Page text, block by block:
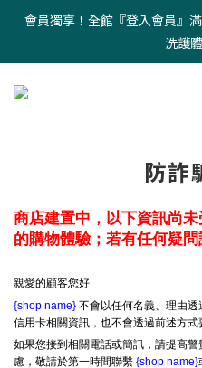
會員獨享！全館『登入會員』
洗護
防詐
商店建置中，以下資訊尚
的購物體驗；若有任何疑問
親愛的顧客您好
{shop name} 不會以任何名義、理由透
信用卡相關資訊，也不會透過前述方式
如果您接到相關電話或簡訊，請提高
慮，敬請於第一時間聯繫 {shop name}